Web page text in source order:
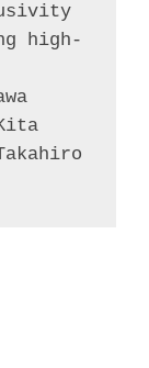
high-